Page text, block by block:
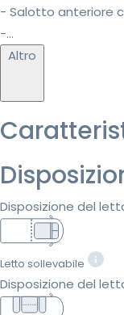
- Salotto anteriore
-...
Altro
Disposizione del
Letto sollevabile
Disposizione del